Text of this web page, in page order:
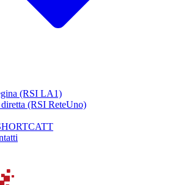
(RSI LA1)
(RSI ReteUno)